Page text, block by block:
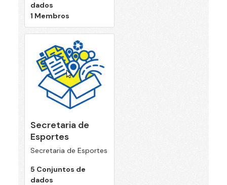
dados
1 Membros
Secretaria de
Esportes
Secretaria de Esportes
5 Conjuntos de
dados